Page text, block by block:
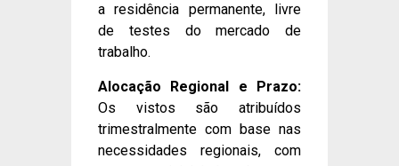
a residência permanente, livre
de testes do mercado de
trabalho.
Alocação Regional e Prazo:
Os vistos são atribuídos
trimestralmente com base nas
necessidades regionais, com